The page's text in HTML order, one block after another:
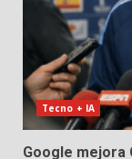
Tecno + IA
Google mejora